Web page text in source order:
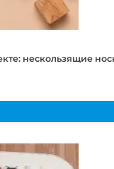
нескользящие